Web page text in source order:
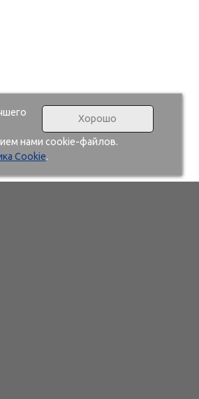
Хорошо
нами cookie-файлов.
Cookie.